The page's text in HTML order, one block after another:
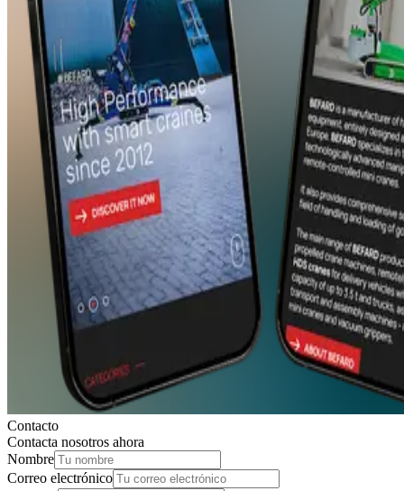
Contacto
Contacta nosotros ahora
Nombre
Correo electrónico